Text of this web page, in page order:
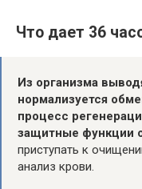
Что дает 36
Из организма
нормализуется
процесс
защитные функции
приступать к
анализ крови.